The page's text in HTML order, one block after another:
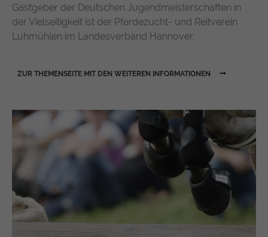
Gastgeber der Deutschen Jugendmeisterschaften in
der Vielseitigkeit ist der Pferdezucht- und Reitverein
Luhmühlen im Landesverband Hannover.
ZUR THEMENSEITE MIT DEN WEITEREN INFORMATIONEN
Zweck
Wird verwendet, um YouTube-Inhalte zu
entsperren.
https://policies.google.com/privacy